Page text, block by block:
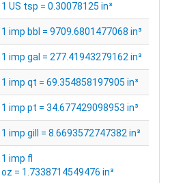
1 US tsp = 0.30078125 in³
1 imp bbl = 9709.6801477068 in³
1 imp gal = 277.41943279162 in³
1 imp qt = 69.354858197905 in³
1 imp pt = 34.677429098953 in³
1 imp gill = 8.6693572747382 in³
1 imp fl
oz = 1.7338714549476 in³